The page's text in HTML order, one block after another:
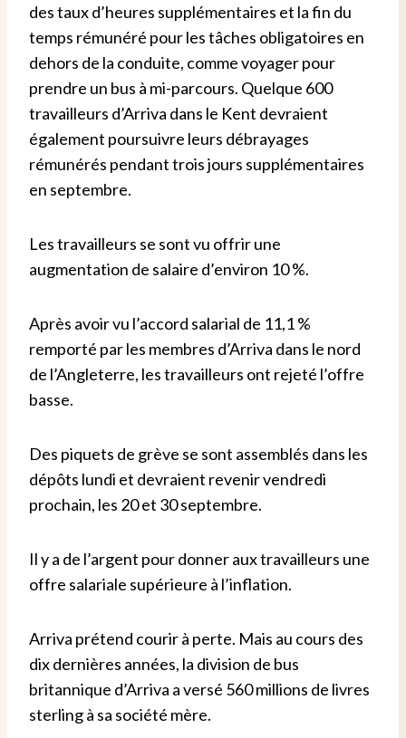
des taux d’heures supplémentaires et la fin du
temps rémunéré pour les tâches obligatoires en
dehors de la conduite, comme voyager pour
prendre un bus à mi-parcours. Quelque 600
travailleurs d’Arriva dans le Kent devraient
également poursuivre leurs débrayages
rémunérés pendant trois jours supplémentaires
en septembre.
Les travailleurs se sont vu offrir une
augmentation de salaire d’environ 10 %.
Après avoir vu l’accord salarial de 11,1 %
remporté par les membres d’Arriva dans le nord
de l’Angleterre, les travailleurs ont rejeté l’offre
basse.
Des piquets de grève se sont assemblés dans les
dépôts lundi et devraient revenir vendredi
prochain, les 20 et 30 septembre.
Il y a de l’argent pour donner aux travailleurs une
offre salariale supérieure à l’inflation.
Arriva prétend courir à perte. Mais au cours des
dix dernières années, la division de bus
britannique d’Arriva a versé 560 millions de livres
sterling à sa société mère.